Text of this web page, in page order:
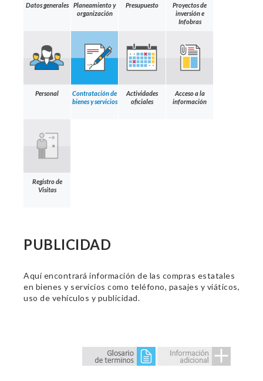
Datos generales
Planeamiento y
organización
Presupuesto
Proyectos de
inversión e
Infobras
Personal
Contratación de
bienes y servicios
Actividades
oficiales
Acceso a la
información
Registro de
Visitas
PUBLICIDAD
Aquí encontrará información de las compras estatales
en bienes y servicios como teléfono, pasajes y viáticos,
uso de vehículos y publicidad.